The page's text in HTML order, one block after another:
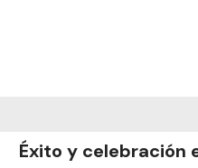
Éxito y celebración